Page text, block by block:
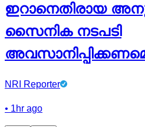
ഇറാനെതിരായ
സൈനിക നടപടി
NRI Reporter
• 1hr ago